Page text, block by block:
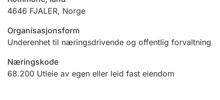
Ektepaktveileder
Offentlig sektor
Andre tema
4646 FJALER, Norge
Organisasjonsform
Underenhet til næringsdrivende og offentlig forvaltning
Næringskode
68.200 Utleie av egen eller leid fast eiendom